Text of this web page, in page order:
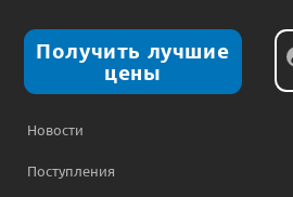
Получить лучшие
цены
Новости
Поступления